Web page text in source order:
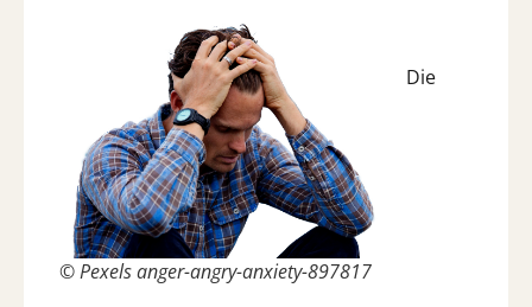
© Pexels anger-angry-anxiety-897817
Die